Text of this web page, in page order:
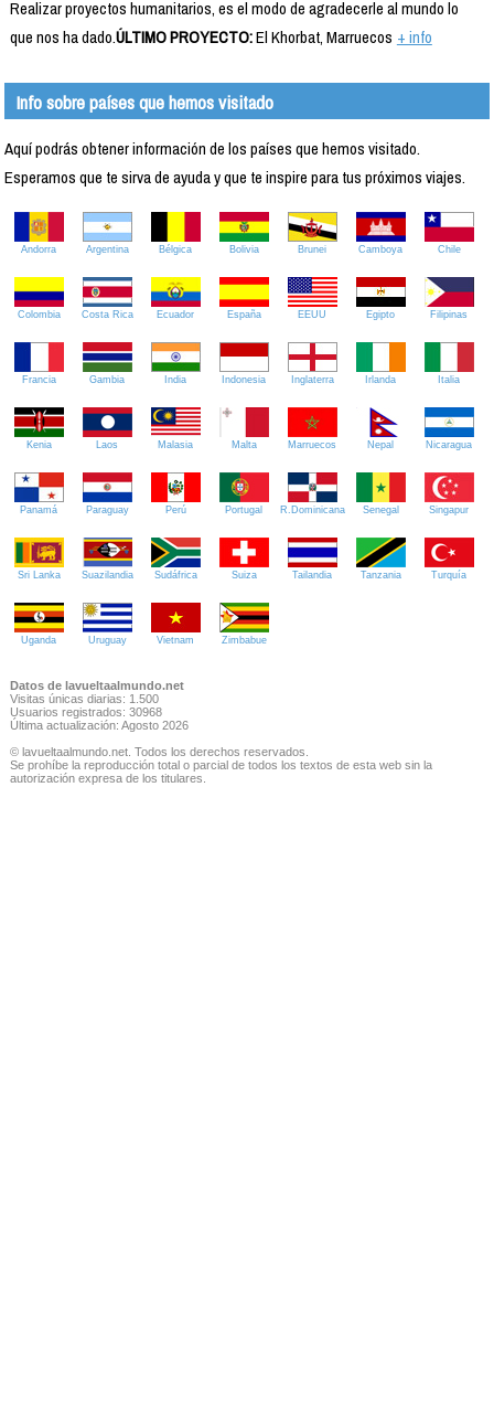
Realizar proyectos humanitarios, es el modo de agradecerle al mundo lo
que nos ha dado.ÚLTIMO PROYECTO:El Khorbat, Marruecos + info
Info sobre países que hemos visitado
Aquí podrás obtener información de los países que hemos visitado.
Esperamos que te sirva de ayuda y que te inspire para tus próximos viajes.
Andorra Argentina Bélgica Bolivia Brunei Camboya Chile
Colombia Costa Rica Ecuador España EEUU Egipto Filipinas
Francia Gambia India Indonesia Inglaterra Irlanda Italia
Kenia Laos Malasia Malta Marruecos Nepal Nicaragua
Panamá Paraguay Perú Portugal R.Dominicana Senegal Singapur
Sri Lanka Suazilandia Sudáfrica Suiza Tailandia Tanzania Turquía
Uganda Uruguay Vietnam Zimbabue
Datos de lavueltaalmundo.net
Visitas únicas diarias: 1.500
Usuarios registrados: 30968
Última actualización: Agosto 2026
© lavueltaalmundo.net. Todos los derechos reservados.
Se prohíbe la reproducción total o parcial de todos los textos de esta web sin la
autorización expresa de los titulares.